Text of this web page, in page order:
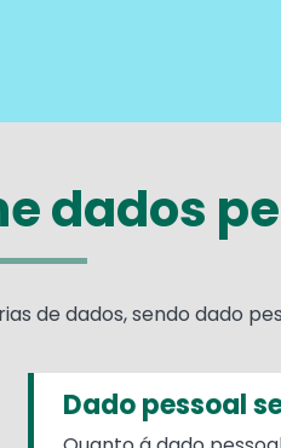
dados
de dados, sendo dado
Dado pessoal